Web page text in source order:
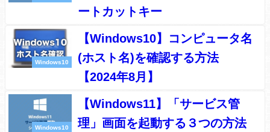
ートカットキー
Windows10
【Windows10】コンピュータ名
(ホスト名)を確認する方法
【2024年8月】
Windows10
【Windows11】「サービス管
理」画面を起動する３つの方法